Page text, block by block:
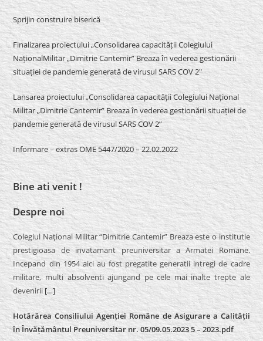
Sprijin construire biserică
Finalizarea proiectului „Consolidarea capacității Colegiului
NaționalMilitar „Dimitrie Cantemir” Breaza în vederea gestionării
situației de pandemie generată de virusul SARS COV 2″
Lansarea proiectului „Consolidarea capacității Colegiului Național
Militar „Dimitrie Cantemir” Breaza în vederea gestionării situației de
pandemie generată de virusul SARS COV 2”
Informare – extras OME 5447/2020 – 22.02.2022
Bine ati venit !
Despre noi
Colegiul Naţional Militar “Dimitrie Cantemir” Breaza este o institutie
prestigioasa de invatamant preuniversitar a Armatei Romane.
Incepand din 1954 aici au fost pregatite generatii intregi de cadre
militare, multi absolventi ajungand pe cele mai inalte trepte ale
devenirii […]
Hotărârea Consiliului Agenției Române de Asigurare a Calității
în Învățământul Preuniversitar nr. 05/09.05.2023 5 – 2023.pdf